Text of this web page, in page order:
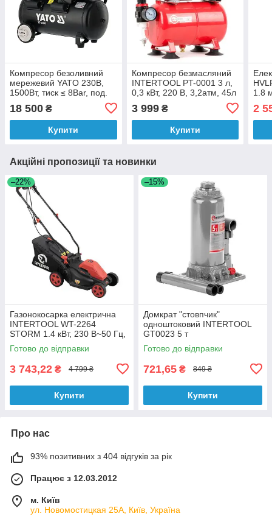
Компресор безоливний
мережевий YATO 230В,
1500Вт, тиск ≤ 8Bar, под.
ресивер- 50л
18 500 ₴
Купити
Компресор безмасляний
INTERTOOL PT-0001 3 л,
0,3 кВт, 220 В, 3,2атм, 45л
3 999₴
Купити
1.8
2
Акційні пропозиції та новинки
–22%
Газонокосарка електрична
INTERTOOL WT-2264
STORM 1.4 кВт, 230 В~50 Гц,
3300 об/хв, висота зрізу 30-
80 мм, контейнер 35 літрів,
Готово до відправки
3 743,22 ₴ 4 799 ₴
Купити
–15%
Домкрат "стовпчик"
одноштоковий INTERTOOL
GT0023 5 т
Готово до відправки
721,65 ₴ 849 ₴
Купити
Про нас
93% позитивних з 404 відгуків за рік
Працює з 12.03.2012
м. Київ
ул. Новомостицкая 25А, Київ, Україна